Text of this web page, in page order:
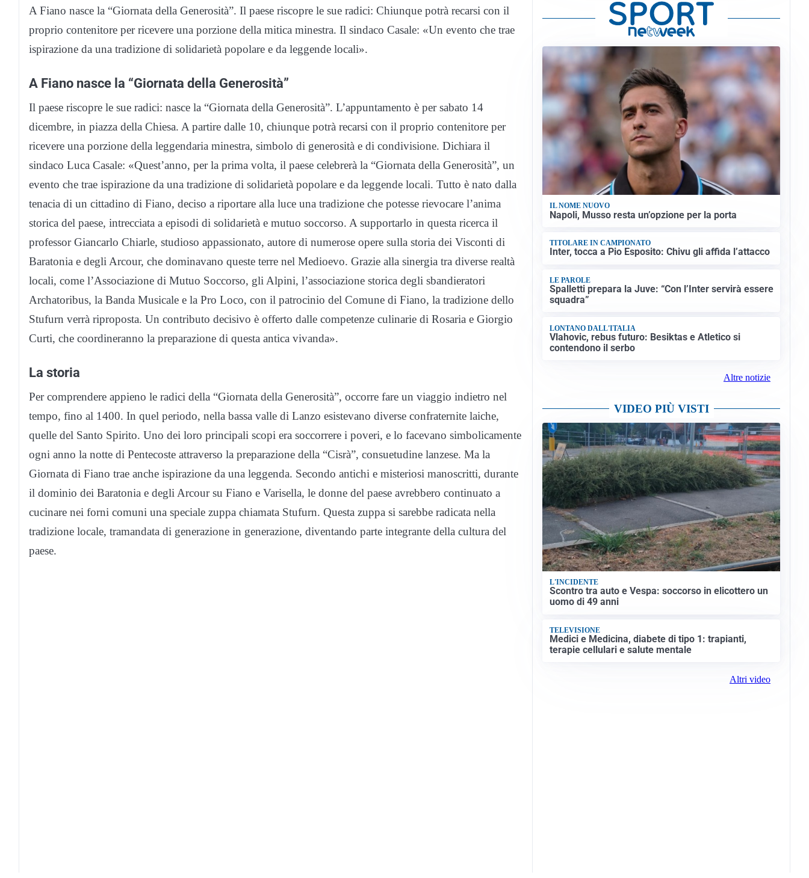
A Fiano nasce la “Giornata della Generosità”. Il paese riscopre le sue radici: Chiunque potrà recarsi con il
proprio contenitore per ricevere una porzione della mitica minestra. Il sindaco Casale: «Un evento che trae
ispirazione da una tradizione di solidarietà popolare e da leggende locali».
A Fiano nasce la “Giornata della Generosità”
Il paese riscopre le sue radici: nasce la “Giornata della Generosità”. L’appuntamento è per sabato 14
dicembre, in piazza della Chiesa. A partire dalle 10, chiunque potrà recarsi con il proprio contenitore per
ricevere una porzione della leggendaria minestra, simbolo di generosità e di condivisione. Dichiara il
sindaco Luca Casale: «Quest’anno, per la prima volta, il paese celebrerà la “Giornata della Generosità”, un
evento che trae ispirazione da una tradizione di solidarietà popolare e da leggende locali. Tutto è nato dalla
tenacia di un cittadino di Fiano, deciso a riportare alla luce una tradizione che potesse rievocare l’anima
storica del paese, intrecciata a episodi di solidarietà e mutuo soccorso. A supportarlo in questa ricerca il
professor Giancarlo Chiarle, studioso appassionato, autore di numerose opere sulla storia dei Visconti di
Baratonia e degli Arcour, che dominavano queste terre nel Medioevo. Grazie alla sinergia tra diverse realtà
locali, come l’Associazione di Mutuo Soccorso, gli Alpini, l’associazione storica degli sbandieratori
Archatoribus, la Banda Musicale e la Pro Loco, con il patrocinio del Comune di Fiano, la tradizione dello
Stufurn verrà riproposta. Un contributo decisivo è offerto dalle competenze culinarie di Rosaria e Giorgio
Curti, che coordineranno la preparazione di questa antica vivanda».
La storia
Per comprendere appieno le radici della “Giornata della Generosità”, occorre fare un viaggio indietro nel
tempo, fino al 1400. In quel periodo, nella bassa valle di Lanzo esistevano diverse confraternite laiche,
quelle del Santo Spirito. Uno dei loro principali scopi era soccorrere i poveri, e lo facevano simbolicamente
ogni anno la notte di Pentecoste attraverso la preparazione della “Cisrà”, consuetudine lanzese. Ma la
Giornata di Fiano trae anche ispirazione da una leggenda. Secondo antichi e misteriosi manoscritti, durante
il dominio dei Baratonia e degli Arcour su Fiano e Varisella, le donne del paese avrebbero continuato a
cucinare nei forni comuni una speciale zuppa chiamata Stufurn. Questa zuppa si sarebbe radicata nella
tradizione locale, tramandata di generazione in generazione, diventando parte integrante della cultura del
paese.
IL NOME NUOVO
Napoli, Musso resta un’opzione per la porta
TITOLARE IN CAMPIONATO
Inter, tocca a Pio Esposito: Chivu gli affida l’attacco
LE PAROLE
Spalletti prepara la Juve: “Con l’Inter servirà essere
squadra”
LONTANO DALL'ITALIA
Vlahovic, rebus futuro: Besiktas e Atletico si
contendono il serbo
Altre notizie
VIDEO PIÙ VISTI
L'INCIDENTE
Scontro tra auto e Vespa: soccorso in elicottero un
uomo di 49 anni
TELEVISIONE
Medici e Medicina, diabete di tipo 1: trapianti,
terapie cellulari e salute mentale
Altri video